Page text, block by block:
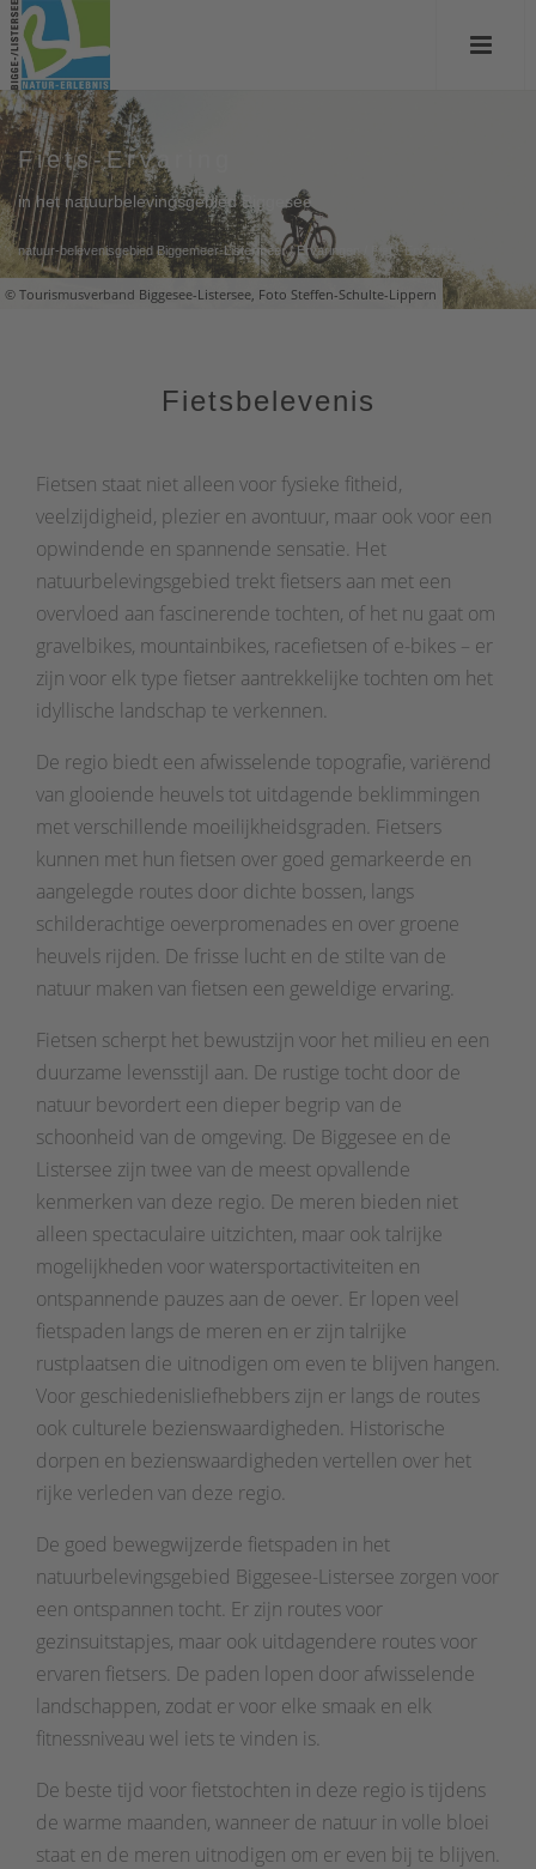
© Tourismusverband Biggesee-Listersee, Foto Steffen-Schulte-Lippern
Fiets-Ervaring
in het natuurbelevingsgebied Biggesee
natuur-belevenisgebied Biggemeer-Listermeer/Ervaringen Fiets-Ervaring
Fietsbelevenis
Fietsen staat niet alleen voor fysieke fitheid,
veelzijdigheid, plezier en avontuur, maar ook voor een
opwindende en spannende sensatie. Het
natuurbelevingsgebied trekt fietsers aan met een
overvloed aan fascinerende tochten, of het nu gaat om
gravelbikes, mountainbikes, racefietsen of e-bikes – er
zijn voor elk type fietser aantrekkelijke tochten om het
idyllische landschap te verkennen.
De regio biedt een afwisselende topografie, variërend
van glooiende heuvels tot uitdagende beklimmingen
met verschillende moeilijkheidsgraden. Fietsers
kunnen met hun fietsen over goed gemarkeerde en
aangelegde routes door dichte bossen, langs
schilderachtige oeverpromenades en over groene
heuvels rijden. De frisse lucht en de stilte van de
natuur maken van fietsen een geweldige ervaring.
Fietsen scherpt het bewustzijn voor het milieu en een
duurzame levensstijl aan. De rustige tocht door de
natuur bevordert een dieper begrip van de
schoonheid van de omgeving. De Biggesee en de
Listersee zijn twee van de meest opvallende
kenmerken van deze regio. De meren bieden niet
alleen spectaculaire uitzichten, maar ook talrijke
mogelijkheden voor watersportactiviteiten en
ontspannende pauzes aan de oever. Er lopen veel
fietspaden langs de meren en er zijn talrijke
rustplaatsen die uitnodigen om even te blijven hangen.
Voor geschiedenisliefhebbers zijn er langs de routes
ook culturele bezienswaardigheden. Historische
dorpen en bezienswaardigheden vertellen over het
rijke verleden van deze regio.
De goed bewegwijzerde fietspaden in het
natuurbelevingsgebied Biggesee-Listersee zorgen voor
een ontspannen tocht. Er zijn routes voor
gezinsuitstapjes, maar ook uitdagendere routes voor
ervaren fietsers. De paden lopen door afwisselende
landschappen, zodat er voor elke smaak en elk
fitnessniveau wel iets te vinden is.
De beste tijd voor fietstochten in deze regio is tijdens
de warme maanden, wanneer de natuur in volle bloei
staat en de meren uitnodigen om er even bij te blijven.